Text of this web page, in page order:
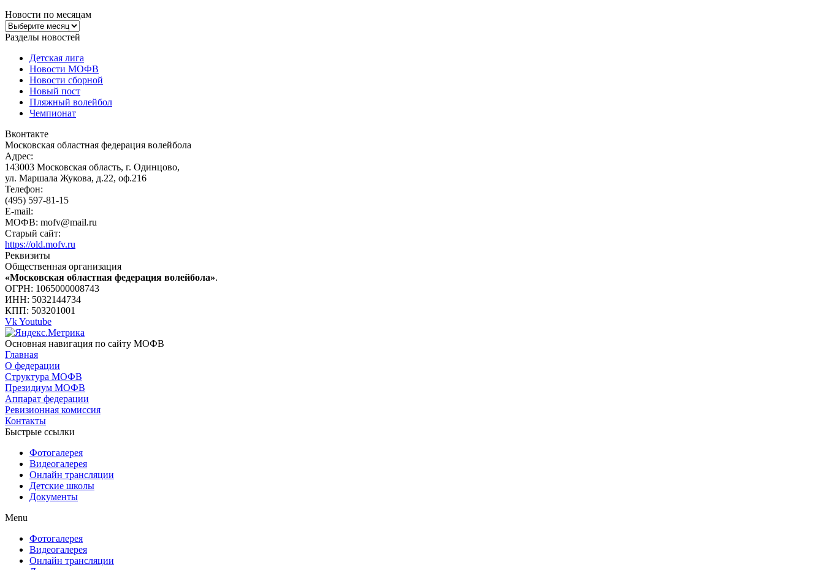
Новости по месяцам
Новости
по
Разделы новостей
Детская лига
Новости МОФВ
Новости сборной
Новый пост
Пляжный волейбол
Чемпионат
Вконтакте
Московская областная федерация волейбола
Адрес:
143003 Московская область, г. Одинцово,
ул. Маршала Жукова, д.22, оф.216
Телефон:
(495) 597-81-15
E-mail:
МОФВ: mofv@mail.ru
Старый сайт:
https://old.mofv.ru
Реквизиты
Общественная организация
«Московская областная федерация волейбола».
ОГРН: 1065000008743
ИНН: 5032144734
КПП: 503201001
VkYoutube
Основная навигация по сайту МОФВ
Главная
О федерации
Структура МОФВ
Президиум МОФВ
Аппарат федерации
Ревизионная комиссия
Контакты
Быстрые ссылки
Фотогалерея
Видеогалерея
Онлайн трансляции
Детские школы
Документы
Menu
Фотогалерея
Видеогалерея
Онлайн трансляции